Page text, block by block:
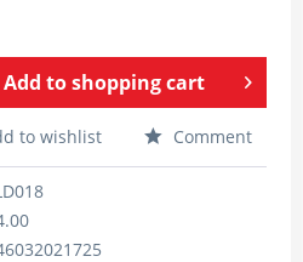
Add toshopping cart
to wishlist Comment